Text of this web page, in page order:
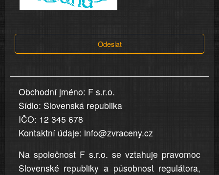
v
uvedena,
jsou
přesná
a
úplná
Odeslat
Obchodní jméno: F s.r.o.
Sídlo: Slovenská republika
IČO: 12 345 678
Kontaktní údaje: info@zvraceny.cz
Na společnost F s.r.o. se vztahuje pravomoc
Slovenské republiky a působnost regulátora,